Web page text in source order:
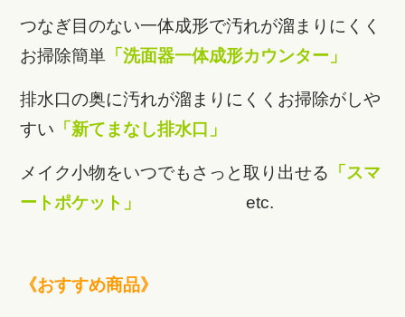
つなぎ目のない一体成形で汚れが溜まりにくく
お掃除簡単 「洗面器一体成形カウンター」
排水口の奥に汚れが溜まりにくくお掃除がしや
すい 「新てまなし排水口」
メイク小物をいつでもさっと取り出せる
「スマ
ートポケット」
etc.
《おすすめ商品》